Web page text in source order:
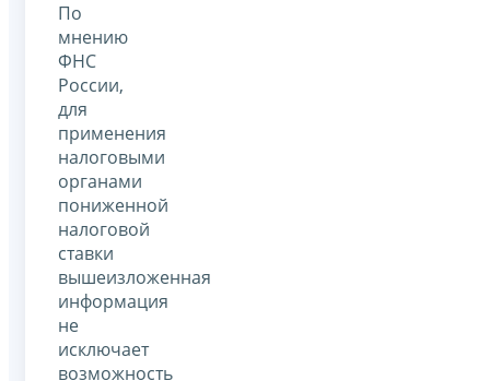
По
мнению
ФНС
России,
для
применения
налоговыми
органами
пониженной
налоговой
ставки
вышеизложенная
информация
не
исключает
возможность